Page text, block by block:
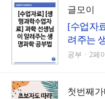
글모이
[수업자
려주는
공부ㆍ2페
첫번째